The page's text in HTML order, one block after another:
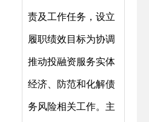
责及工作任务，设立
履职绩效目标为协调
推动投融资服务实体
经济、防范和化解债
务风险相关工作。主